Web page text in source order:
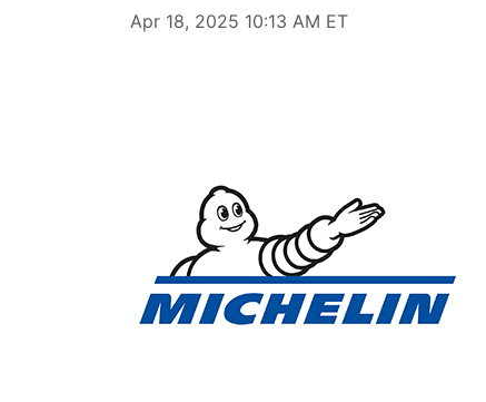
Apr 18, 2025 10:13 AM ET